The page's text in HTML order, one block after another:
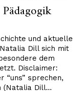
und aktuelle
Dill sich mit
dem
Disclaimer:
“uns” sprechen,
(Natalia Dill…